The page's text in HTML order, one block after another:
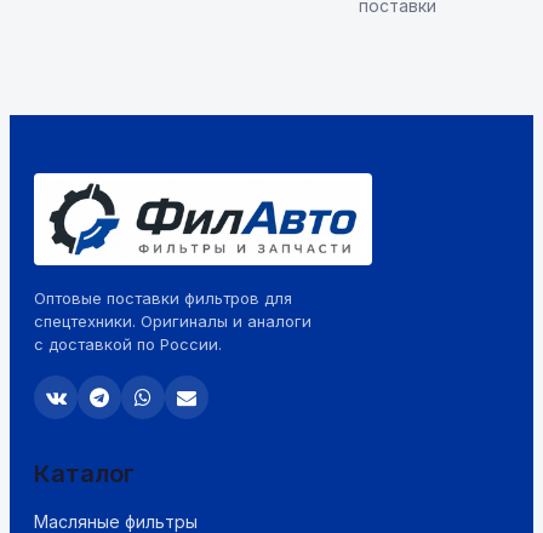
поставки
Оптовые поставки фильтров для
спецтехники. Оригиналы и аналоги
с доставкой по России.
Каталог
Масляные фильтры